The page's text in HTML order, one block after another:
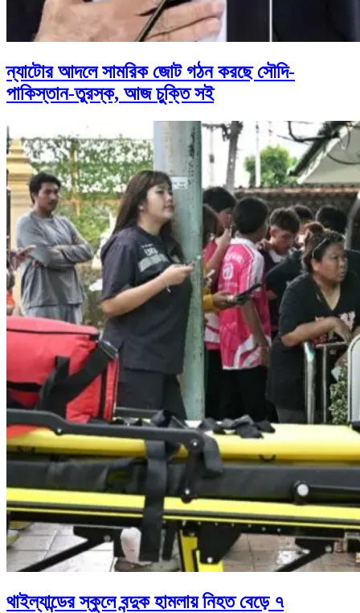
ন্যাটোর আদলে সামরিক জোট গঠন করছে সৌদি-
পাকিস্তান-তুরস্ক, আজ চুক্তি সই
থাইল্যান্ডের স্কুলে বন্দুক হামলায় নিহত বেড়ে ৭